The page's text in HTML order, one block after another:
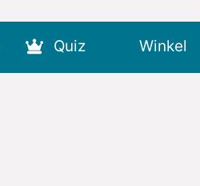
Quiz Winkel